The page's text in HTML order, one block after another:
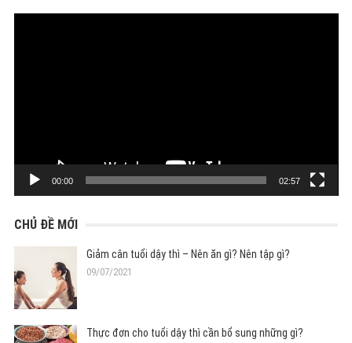
00:00 02:57
CHỦ ĐỀ MỚI
Giảm cân tuổi dậy thì – Nên ăn gì? Nên tập gì?
09/07/2021
Thực đơn cho tuổi dậy thì cần bổ sung những gì?